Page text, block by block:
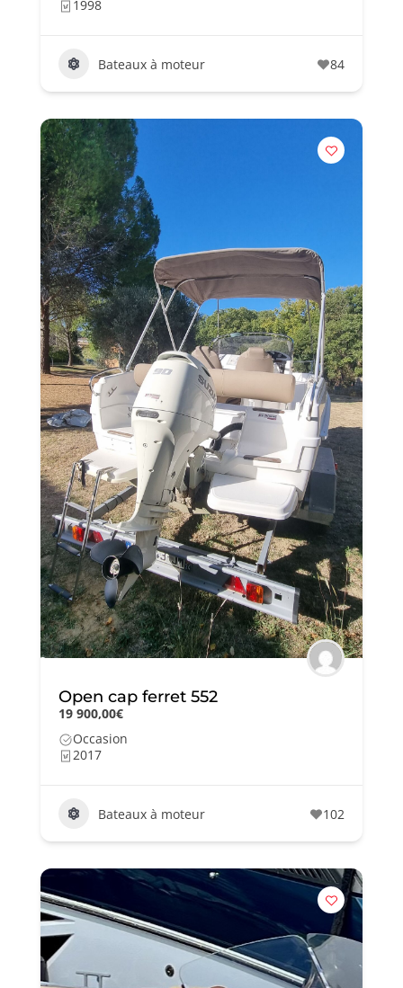
1998
Bateaux à moteur 84
Open cap ferret 552
19 900,00€
Occasion
2017
Bateaux à moteur 102